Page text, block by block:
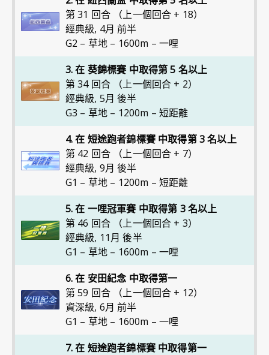
第 31 回合 （上一個回合 + 18）
經典級, 4月 前半
G2 – 草地 – 1600m – 一哩
3. 在 葵錦標賽 中取得第 5 名以上
第 34 回合 （上一個回合 + 2）
經典級, 5月 後半
G3 – 草地 – 1200m – 短距離
4. 在 短途跑者錦標賽 中取得第 3 名以上
第 42 回合 （上一個回合 + 7）
經典級, 9月 後半
G1 – 草地 – 1200m – 短距離
5. 在 一哩冠軍賽 中取得第 3 名以上
第 46 回合 （上一個回合 + 3）
經典級, 11月 後半
G1 – 草地 – 1600m – 一哩
6. 在 安田紀念 中取得第一
第 59 回合 （上一個回合 + 12）
資深級, 6月 前半
G1 – 草地 – 1600m – 一哩
7. 在 短途跑者錦標賽 中取得第一